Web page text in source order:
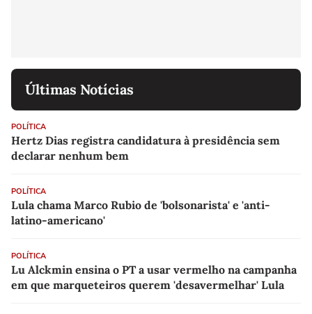
Últimas Notícias
POLÍTICA
Hertz Dias registra candidatura à presidência sem
declarar nenhum bem
POLÍTICA
Lula chama Marco Rubio de 'bolsonarista' e 'anti-
latino-americano'
POLÍTICA
Lu Alckmin ensina o PT a usar vermelho na campanha
em que marqueteiros querem 'desavermelhar' Lula